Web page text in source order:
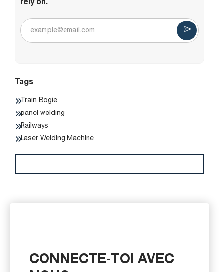
rely on.
Tags
Train Bogie
panel welding
Railways
Laser Welding Machine
CONNECTE-TOI AVEC